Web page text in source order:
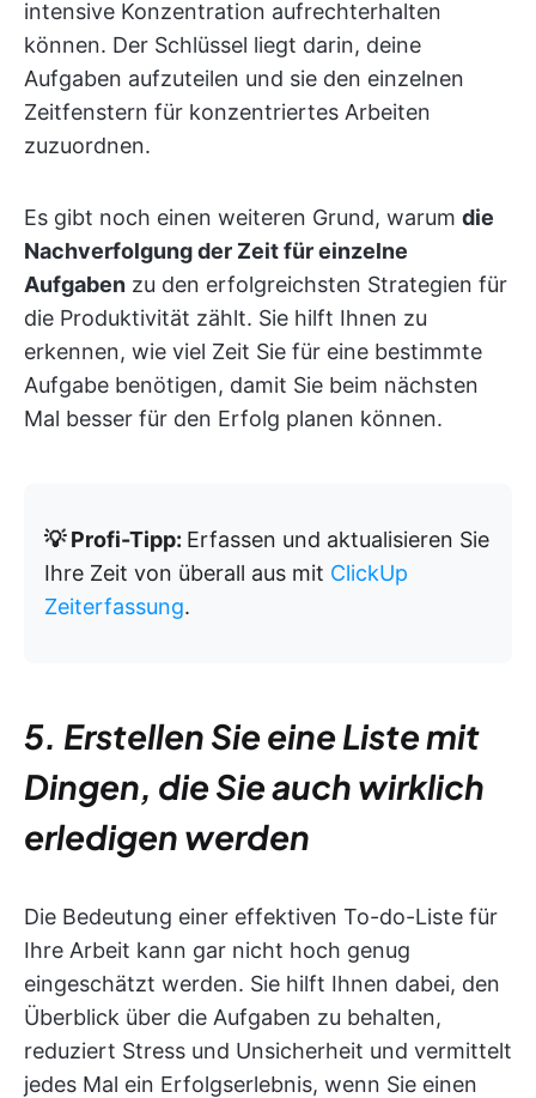
intensive Konzentration aufrechterhalten
können. Der Schlüssel liegt darin, deine
Aufgaben aufzuteilen und sie den einzelnen
Zeitfenstern für konzentriertes Arbeiten
zuzuordnen.
Es gibt noch einen weiteren Grund, warum die
Nachverfolgung der Zeit für einzelne
Aufgaben zu den erfolgreichsten Strategien für
die Produktivität zählt. Sie hilft Ihnen zu
erkennen, wie viel Zeit Sie für eine bestimmte
Aufgabe benötigen, damit Sie beim nächsten
Mal besser für den Erfolg planen können.
💡 Profi-Tipp: Erfassen und aktualisieren Sie
Ihre Zeit von überall aus mit ClickUp
Zeiterfassung.
5. Erstellen Sie eine Liste mit
Dingen, die Sie auch wirklich
erledigen werden
Die Bedeutung einer effektiven To-do-Liste für
Ihre Arbeit kann gar nicht hoch genug
eingeschätzt werden. Sie hilft Ihnen dabei, den
Überblick über die Aufgaben zu behalten,
reduziert Stress und Unsicherheit und vermittelt
jedes Mal ein Erfolgserlebnis, wenn Sie einen